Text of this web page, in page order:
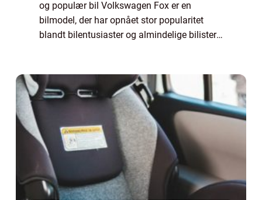
og populær bil Volkswagen Fox er en
bilmodel, der har opnået stor popularitet
blandt bilentusiaster og almindelige bilister